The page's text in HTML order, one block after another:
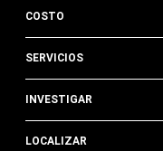
COSTO
SERVICIOS
INVESTIGAR
LOCALIZAR